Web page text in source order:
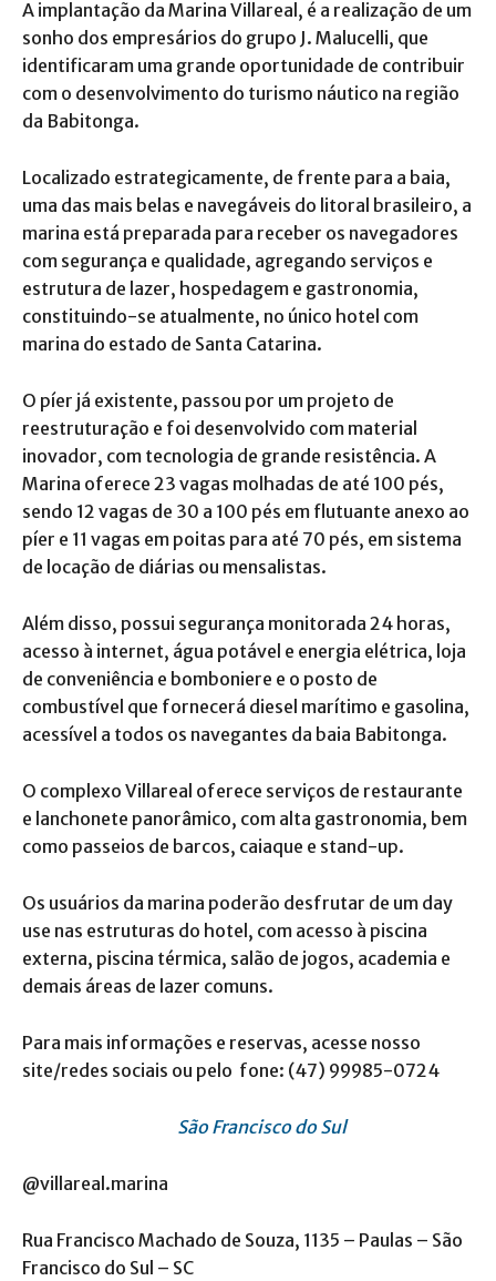
A implantação da Marina Villareal, é a realização de um
sonho dos empresários do grupo J. Malucelli, que
identificaram uma grande oportunidade de contribuir
com o desenvolvimento do turismo náutico na região
da Babitonga.
Localizado estrategicamente, de frente para a baia,
uma das mais belas e navegáveis do litoral brasileiro, a
marina está preparada para receber os navegadores
com segurança e qualidade, agregando serviços e
estrutura de lazer, hospedagem e gastronomia,
constituindo-se atualmente, no único hotel com
marina do estado de Santa Catarina.
O píer já existente, passou por um projeto de
reestruturação e foi desenvolvido com material
inovador, com tecnologia de grande resistência. A
Marina oferece 23 vagas molhadas de até 100 pés,
sendo 12 vagas de 30 a 100 pés em flutuante anexo ao
píer e 11 vagas em poitas para até 70 pés, em sistema
de locação de diárias ou mensalistas.
Além disso, possui segurança monitorada 24 horas,
acesso à internet, água potável e energia elétrica, loja
de conveniência e bomboniere e o posto de
combustível que fornecerá diesel marítimo e gasolina,
acessível a todos os navegantes da baia Babitonga.
O complexo Villareal oferece serviços de restaurante
e lanchonete panorâmico, com alta gastronomia, bem
como passeios de barcos, caiaque e stand-up.
Os usuários da marina poderão desfrutar de um day
use nas estruturas do hotel, com acesso à piscina
externa, piscina térmica, salão de jogos, academia e
demais áreas de lazer comuns.
Para mais informações e reservas, acesse nosso
site/redes sociais ou pelo fone: (47) 99985-0724
São Francisco do Sul
@villareal.marina
Rua Francisco Machado de Souza, 1135 – Paulas – São
Francisco do Sul – SC